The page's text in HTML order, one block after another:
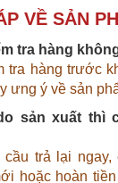
VỀ SẢN
tra hàng
tra hàng trước
ưng ý về sản
sản xuất thì
cầu trả lại ngay,
hoặc hoàn